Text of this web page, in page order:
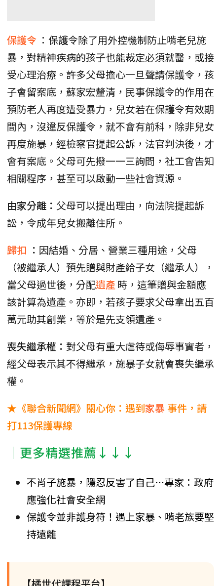
保護令 ：保護令除了用外控機制防止啃老兒施
暴，對精神疾病的孩子也能裁定必須就醫，或接
受心理治療。許多父母擔心一旦聲請保護令，孩
子會留案底，蘇家宏釐清，民事保護令的作用在
預防老人再度遭受暴力，兒女若在保護令有效期
間內，沒違反保護令，就不會有前科，除非兒女
再度施暴，經檢察官提起公訴，法官判決後，才
會有案底。父母可先撥一一三詢問，社工會告知
相關程序，甚至可以啟動一些社會資源。
由家分離： 父母可以提出理由，向法院提起訴
訟，令成年兒女搬離住所。
歸扣 ： 因結婚、分居、營業三種用途，父母
（被繼承人）預先贈與財產給子女（繼承人），
當父母過世後，分配遺產 時，這筆贈與金額應
該計算為遺產。亦即，若孩子要求父母拿出五百
萬元助其創業，等於是先支領遺產。
喪失繼承權： 對父母有重大虐待或侮辱事實者，
經父母表示其不得繼承，施暴子女就會喪失繼承
權。
★《聯合新聞網》關心你：遇到家暴 事件，請
打113保護專線
│更多精選推薦↓↓↓
不肖子施暴，隱忍反害了自己…專家：政府
應強化社會安全網
保護令並非護身符！遇上家暴、啃老族要堅
持遠離
【橘世代課程平台】